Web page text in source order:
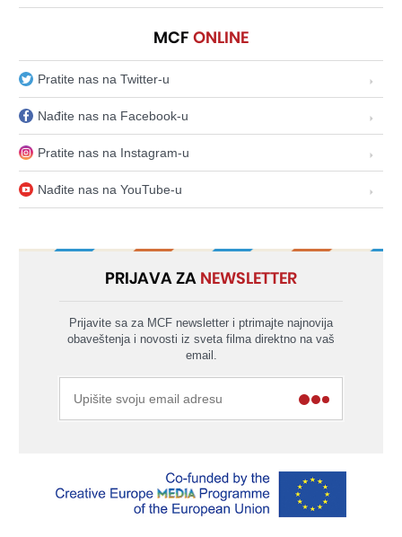
MCF ONLINE
Pratite nas na Twitter-u
Nađite nas na Facebook-u
Pratite nas na Instagram-u
Nađite nas na YouTube-u
PRIJAVA ZA NEWSLETTER
Prijavite sa za MCF newsletter i ptrimajte najnovija
obaveštenja i novosti iz sveta filma direktno na vaš
email.